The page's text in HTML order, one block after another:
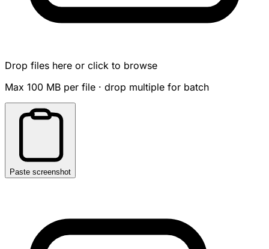
Drop files here or click to browse
Max 100 MB per file · drop multiple for batch
Paste screenshot